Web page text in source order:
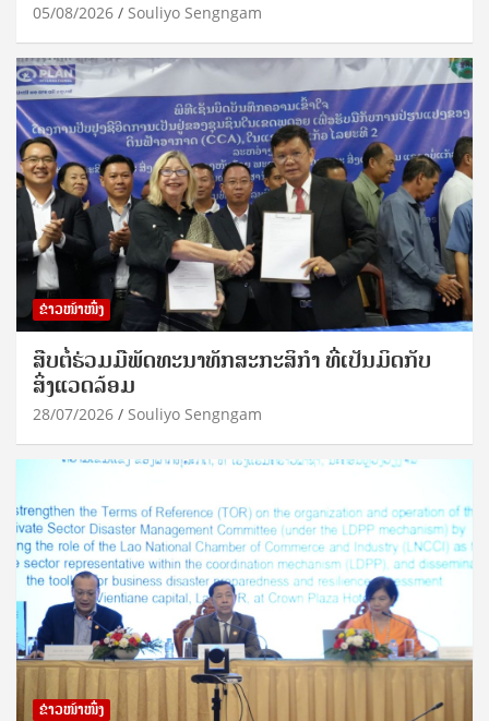
05/08/2026 Souliyo Sengngam
ຂ່າວໜ້າໜຶ່ງ
ສືບຕໍ່ຮ່ວມມືພັດທະນາທັກສະກະສິກຳ ທີ່ເປັນມິດກັບ
ສິ່ງແວດລ້ອມ
28/07/2026 Souliyo Sengngam
ຂ່າວໜ້າໜຶ່ງ